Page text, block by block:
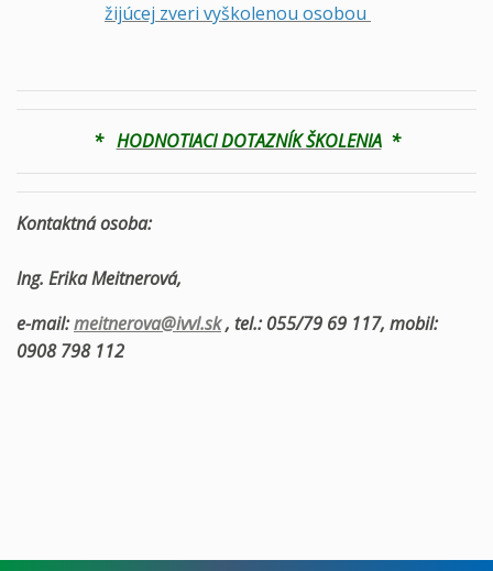
žijúcej zveri vyškolenou osobou
* HODNOTIACI DOTAZNÍK ŠKOLENIA*
Kontaktná osoba:
Ing. Erika Meitnerová,
e-mail:meitnerova@ivvl.sk, tel.: 055/79 69 117, mobil:
0908 798 112